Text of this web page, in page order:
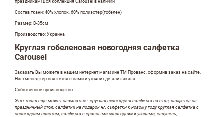
праздникам! Вся коллекция Carousel в наличии
Состав ткани: 40% хлопок, 60% полиэстер(гобелен)
Размер: D-35см
Производство: Украина
Круглая гобеленовая новогодняя салфетка
Carousel
Заказать Вы можете в нашем интернет магазине ТМ Прованс, оформив заказ на сайте.
Наш менеджер свяжется с вами и уточнит детали заказа.
Собственное производство.
Этот товар еще может называться: круглая новогодняя салфетка на стол, салфетка на
праздничный стол, салфетки на подарок нг, салфетки к новому году,круглая салфетка с
новогодним принтом, салфетка с красными новогодними узорами, карусель,